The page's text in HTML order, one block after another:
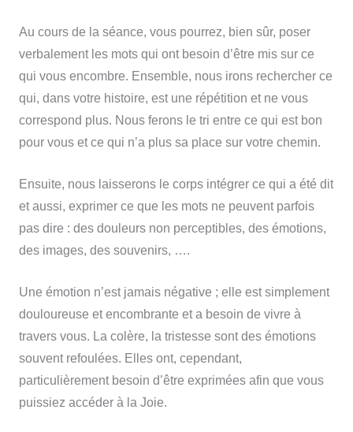
Au cours de la séance, vous pourrez, bien sûr, poser
verbalement les mots qui ont besoin d’être mis sur ce
qui vous encombre. Ensemble, nous irons rechercher ce
qui, dans votre histoire, est une répétition et ne vous
correspond plus. Nous ferons le tri entre ce qui est bon
pour vous et ce qui n’a plus sa place sur votre chemin.
Ensuite, nous laisserons le corps intégrer ce qui a été dit
et aussi, exprimer ce que les mots ne peuvent parfois
pas dire : des douleurs non perceptibles, des émotions,
des images, des souvenirs, ….
Une émotion n’est jamais négative ; elle est simplement
douloureuse et encombrante et a besoin de vivre à
travers vous. La colère, la tristesse sont des émotions
souvent refoulées. Elles ont, cependant,
particulièrement besoin d’être exprimées afin que vous
puissiez accéder à la Joie.